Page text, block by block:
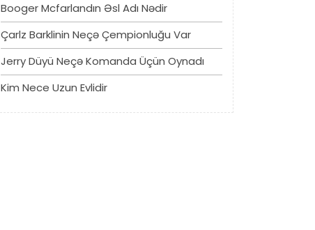
Booger Mcfarlandın Əsl Adı Nədir
Çarlz Barklinin Neçə Çempionluğu Var
Jerry Düyü Neçə Komanda Üçün Oynadı
Kim Nece Uzun Evlidir